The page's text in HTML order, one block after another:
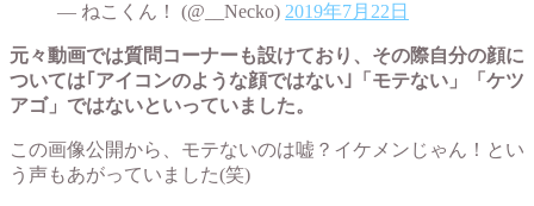
— ねこくん！ (@__Necko) 2019年7月22日
元々動画では質問コーナーも設けており、その際自分の顔に
ついては｢アイコンのような顔ではない｣「モテない」「ケツ
アゴ」ではないといっていました。
この画像公開から、モテないのは嘘？イケメンじゃん！とい
う声もあがっていました(笑)